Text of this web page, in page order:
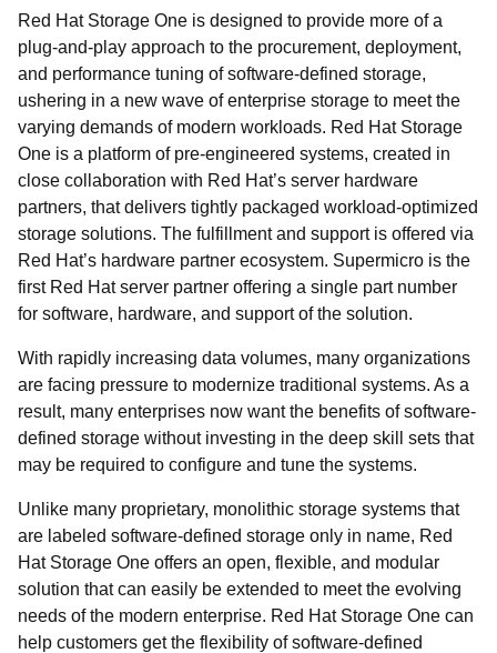
Red Hat Storage One is designed to provide more of a
plug-and-play approach to the procurement, deployment,
and performance tuning of software-defined storage,
ushering in a new wave of enterprise storage to meet the
varying demands of modern workloads. Red Hat Storage
One is a platform of pre-engineered systems, created in
close collaboration with Red Hat’s server hardware
partners, that delivers tightly packaged workload-optimized
storage solutions. The fulfillment and support is offered via
Red Hat’s hardware partner ecosystem. Supermicro is the
first Red Hat server partner offering a single part number
for software, hardware, and support of the solution.
With rapidly increasing data volumes, many organizations
are facing pressure to modernize traditional systems. As a
result, many enterprises now want the benefits of software-
defined storage without investing in the deep skill sets that
may be required to configure and tune the systems.
Unlike many proprietary, monolithic storage systems that
are labeled software-defined storage only in name, Red
Hat Storage One offers an open, flexible, and modular
solution that can easily be extended to meet the evolving
needs of the modern enterprise. Red Hat Storage One can
help customers get the flexibility of software-defined